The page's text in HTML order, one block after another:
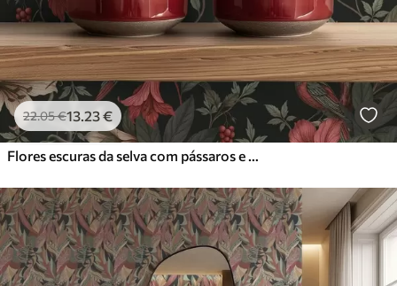
22.05€13.23€
Flores escuras da selva com pássaros e borboletas